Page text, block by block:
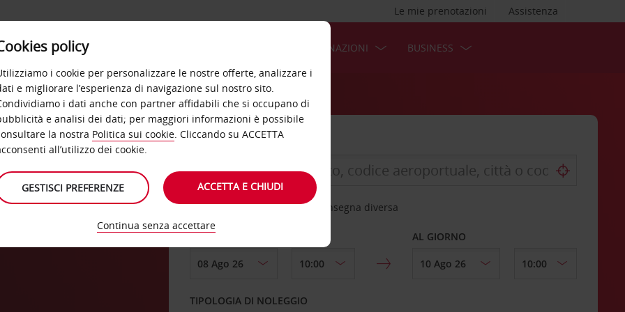
Assistenza
Le mie prenotazioni
OFFERTE DESTINAZIONI BUSINESS
Scegli una località di riconsegna diversa
DAL GIORNO AL GIORNO
TIPOLOGIA DI NOLEGGIO
policy
i cookie per personalizzare le nostre offerte, analizzare i
e migliorare l’esperienza di navigazione sul nostro sito.
i dati anche con partner affidabili che si occupano di
e analisi dei dati; per maggiori informazioni è possibile
la nostra Politica sui cookie. Cliccando su ACCETTA
all’utilizzo dei cookie.
GESTISCI PREFERENZE ACCETTA E CHIUDI
Continua senza accettare